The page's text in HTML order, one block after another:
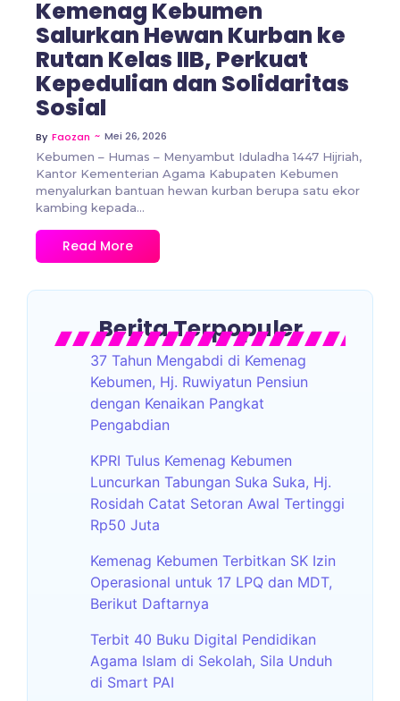
Kemenag Kebumen
Salurkan Hewan Kurban ke
Rutan Kelas IIB, Perkuat
Kepedulian dan Solidaritas
Sosial
By Faozan ~ Mei 26, 2026
Kebumen – Humas – Menyambut Iduladha 1447 Hijriah,
Kantor Kementerian Agama Kabupaten Kebumen
menyalurkan bantuan hewan kurban berupa satu ekor
kambing kepada...
Read More
Berita Terpopuler
37 Tahun Mengabdi di Kemenag
Kebumen, Hj. Ruwiyatun Pensiun
dengan Kenaikan Pangkat
Pengabdian
KPRI Tulus Kemenag Kebumen
Luncurkan Tabungan Suka Suka, Hj.
Rosidah Catat Setoran Awal Tertinggi
Rp50 Juta
Kemenag Kebumen Terbitkan SK Izin
Operasional untuk 17 LPQ dan MDT,
Berikut Daftarnya
Terbit 40 Buku Digital Pendidikan
Agama Islam di Sekolah, Sila Unduh
di Smart PAI